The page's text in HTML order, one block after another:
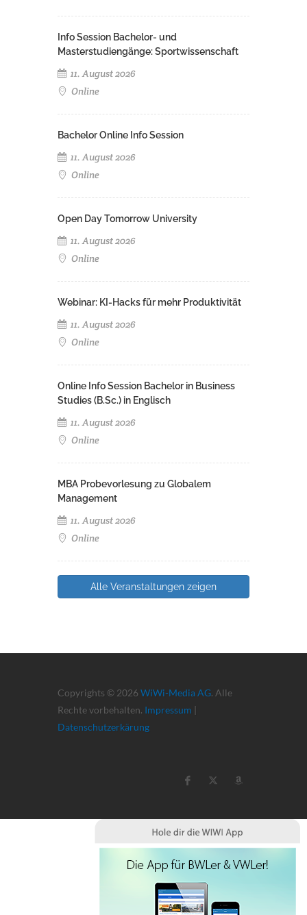
Info Session Bachelor- und
Masterstudiengänge: Sportwissenschaft
11. August 2026
Online
Bachelor Online Info Session
11. August 2026
Online
Open Day Tomorrow University
11. August 2026
Online
Webinar: KI-Hacks für mehr Produktivität
11. August 2026
Online
Online Info Session Bachelor in Business
Studies (B.Sc.) in Englisch
11. August 2026
Online
MBA Probevorlesung zu Globalem
Management
11. August 2026
Online
Alle Veranstaltungen zeigen
Copyrights © 2026 WiWi-Media AG. Alle
Rechte vorbehalten. Impressum |
Datenschutzerkärung